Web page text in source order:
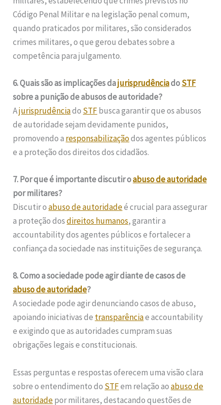
Código Penal Militar e na legislação penal comum,
quando praticados por militares, são considerados
crimes militares, o que gerou debates sobre a
competência para julgamento.
6. Quais são as implicações dajurisprudênciadoSTF
sobre a punição de abusos de autoridade?
Ajurisprudênciado STFbusca garantir que os abusos
de autoridade sejam devidamente punidos,
promovendo a responsabilizaçãodos agentes públicos
e a proteção dos direitos dos cidadãos.
7. Por que é importante discutir oabuso de autoridade
por militares?
Discutir oabuso de autoridadeé crucial para assegurar
a proteção dosdireitos humanos, garantir a
accountability dos agentes públicos e fortalecer a
confiança da sociedade nas instituições de segurança.
8. Como a sociedade pode agir diante de casos de
abuso de autoridade?
A sociedade pode agir denunciando casos de abuso,
apoiando iniciativas de transparênciae accountability
e exigindo que as autoridades cumpram suas
obrigações legais e constitucionais.
Essas perguntas e respostas oferecem uma visão clara
sobre o entendimento do STFem relação aoabuso de
autoridadepor militares, destacando questões de